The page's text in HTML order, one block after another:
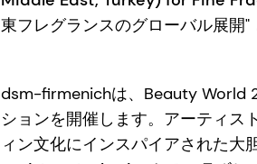
東フレグランスのグローバル展開"
dsm-firmenichは、Beauty World
ションを開催します。アーティス
ィン文化にインスパイアされた大